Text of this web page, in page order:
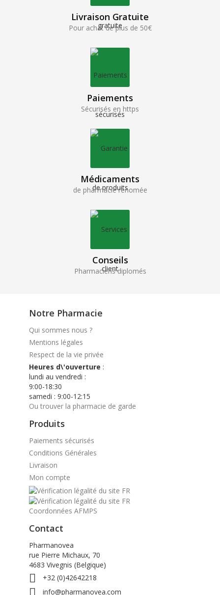
Livraison Gratuite
Pour achat de plus de 50€
Paiements
Sécurisés en https
Médicaments
de pharmacie renomée
Conseils
Pharmaciens diplomés
Notre Pharmacie
Qui sommes nous ?
Mentions légales
Respect de la vie privée
Heures d\'ouverture :
lundi au vendredi :
9:00-18:30
samedi : 9:00-12:15
Ou trouver la pharmacie de garde
Produits
Paiements sécurisés
Conditions Générales
Livraison
Mon compte
Coordonnées AFMPS
Contact
Pharmanovea
rue Pierre Michaux, 70
4683 Vivegnis (Belgique)
 +32 (0)42642218
 info@pharmanovea.com